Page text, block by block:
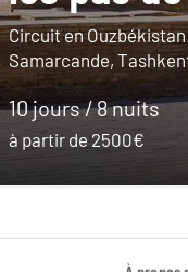
Circuit en
Samarcande,
10 jours / 8 nuits
à partir de 2500€